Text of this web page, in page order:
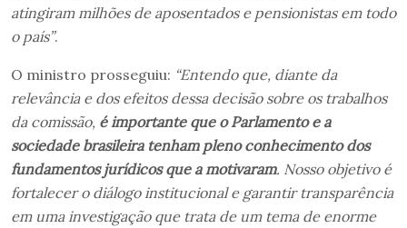
atingiram milhões de aposentados e pensionistas em todo
o país”.
O ministro prosseguiu: “Entendo que, diante da
relevância e dos efeitos dessa decisão sobre os trabalhos
da comissão, é importante que o Parlamento e a
sociedade brasileira tenham pleno conhecimento dos
fundamentos jurídicos que a motivaram. Nosso objetivo é
fortalecer o diálogo institucional e garantir transparência
em uma investigação que trata de um tema de enorme